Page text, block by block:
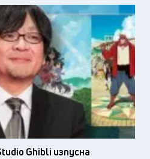
Ghibli изпусна